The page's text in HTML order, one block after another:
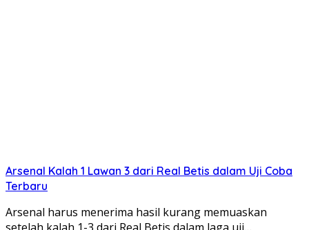
Arsenal Kalah 1 Lawan 3 dari Real Betis dalam Uji Coba
Terbaru
Arsenal harus menerima hasil kurang memuaskan